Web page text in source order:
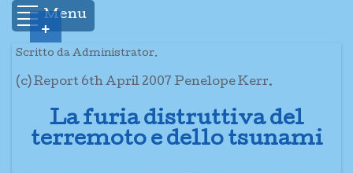
Menu
Scritto da Administrator.
(c) Report 6th April 2007 Penelope Kerr.
La furia distruttiva del
terremoto e dello tsunami
+